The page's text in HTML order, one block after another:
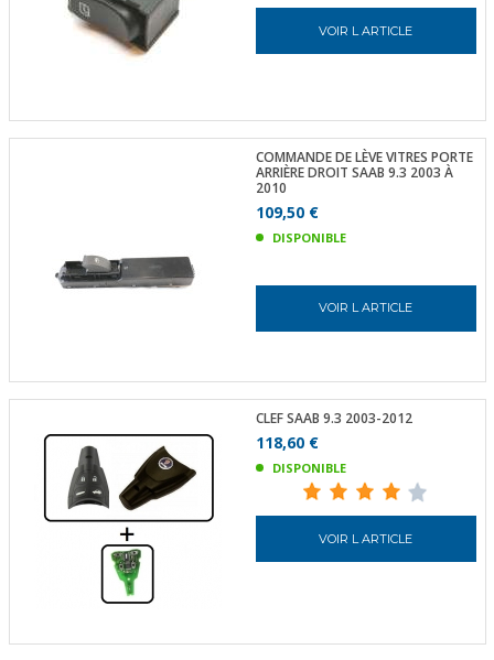
VOIR L ARTICLE
COMMANDE DE LÈVE VITRES PORTE
ARRIÈRE DROIT SAAB 9.3 2003 À
2010
109,50 €
DISPONIBLE
VOIR L ARTICLE
CLEF SAAB 9.3 2003-2012
118,60 €
DISPONIBLE
VOIR L ARTICLE